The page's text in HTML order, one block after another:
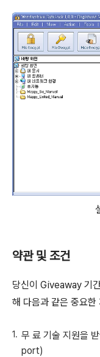
약관 및 조건
당신이 Giveaway 기
해 다음과 같은 중요한
무 료 기술 지원을
port)